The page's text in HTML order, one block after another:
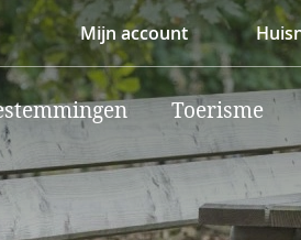
Mijn account
Toerisme